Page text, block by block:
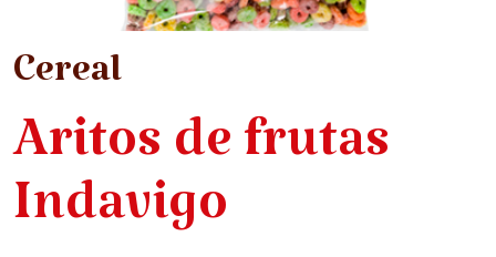
Cereal
Aritos de frutas
Indavigo